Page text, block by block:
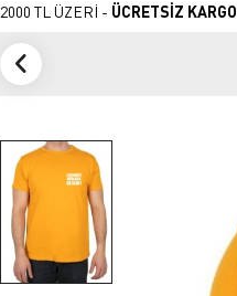
2000 TL ÜZERİ - ÜCRETSİZ KARGO